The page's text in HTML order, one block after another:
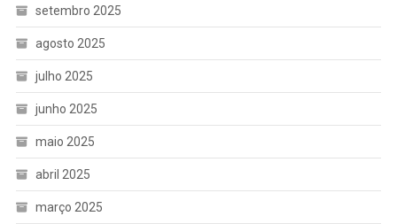
setembro 2025
agosto 2025
julho 2025
junho 2025
maio 2025
abril 2025
março 2025